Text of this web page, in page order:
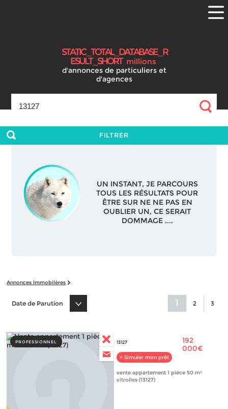
STAT
I
C_TOTA
L_DATABAS
E_R
ESUL
T_SHOR
T millions
d'annonces de particuliers et
d'agences
FILTRER
UN INSTANT, JE PARCOURS
TOUS LES RÉSULTATS POUR
ÊTRE SUR NE NE PAS EN
OUBLIER UN, CE SERAIT
DOMMAGE ....
Annonces Immobilères
1 2 3
Date de Parution
PROFESSIONNEL 13127
> Simuler mon prêt
192
000€
vente appartement 1 pièce 50 m²
vitrolles (13127)